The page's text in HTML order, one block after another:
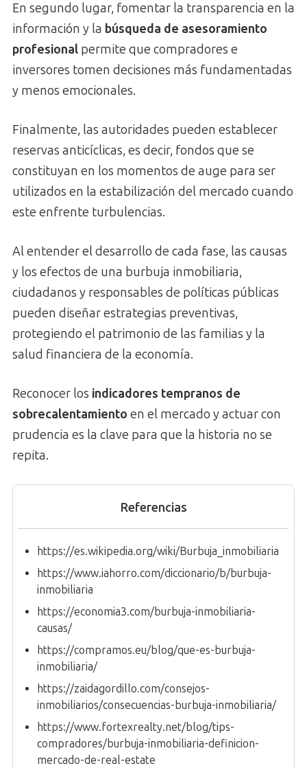
En segundo lugar, fomentar la transparencia en la
información y la búsqueda de asesoramiento
profesional permite que compradores e
inversores tomen decisiones más fundamentadas
y menos emocionales.
Finalmente, las autoridades pueden establecer
reservas anticíclicas, es decir, fondos que se
constituyan en los momentos de auge para ser
utilizados en la estabilización del mercado cuando
este enfrente turbulencias.
Al entender el desarrollo de cada fase, las causas
y los efectos de una burbuja inmobiliaria,
ciudadanos y responsables de políticas públicas
pueden diseñar estrategias preventivas,
protegiendo el patrimonio de las familias y la
salud financiera de la economía.
Reconocer los indicadores tempranos de
sobrecalentamiento en el mercado y actuar con
prudencia es la clave para que la historia no se
repita.
Referencias
https://es.wikipedia.org/wiki/Burbuja_inmobiliaria
https://www.iahorro.com/diccionario/b/burbuja-
inmobiliaria
https://economia3.com/burbuja-inmobiliaria-
causas/
https://compramos.eu/blog/que-es-burbuja-
inmobiliaria/
https://zaidagordillo.com/consejos-
inmobiliarios/consecuencias-burbuja-inmobiliaria/
https://www.fortexrealty.net/blog/tips-
compradores/burbuja-inmobiliaria-definicion-
mercado-de-real-estate